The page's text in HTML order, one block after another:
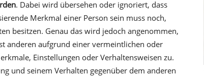
. Dabei wird übersehen oder ignoriert, dass
Merkmal einer Person sein muss noch,
besitzen. Genau das wird jedoch angenommen,
anderen aufgrund einer vermeintlichen oder
Einstellungen oder Verhaltensweisen zu.
und seinem Verhalten gegenüber dem anderen